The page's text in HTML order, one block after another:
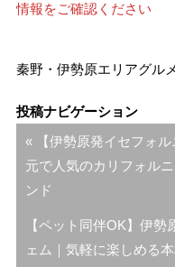
情報をご確認ください
秦野・伊勢原エリアグルメ
投稿ナビゲーション
« 【伊勢原発イセフォ
元で人気のカリフォル
ンド
【ペット同伴OK】伊
ェム｜気軽に楽しめる